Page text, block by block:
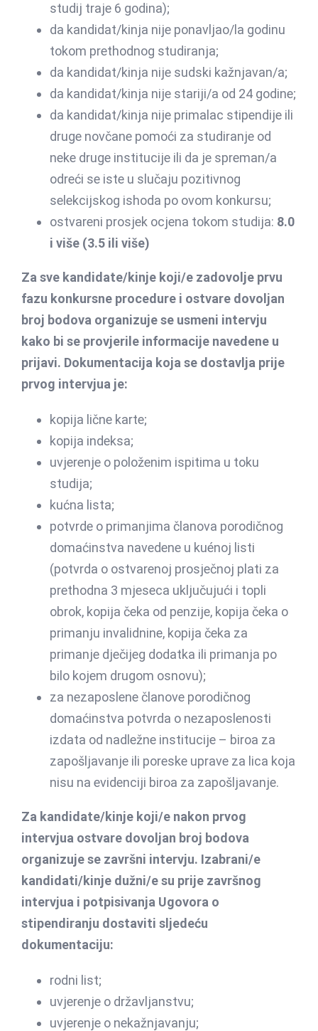
studij traje 6 godina);
da kandidat/kinja nije ponavljao/la godinu
tokom prethodnog studiranja;
da kandidat/kinja nije sudski kažnjavan/a;
da kandidat/kinja nije stariji/a od 24 godine;
da kandidat/kinja nije primalac stipendije ili
druge novčane pomoći za studiranje od
neke druge institucije ili da je spreman/a
odreći se iste u slučaju pozitivnog
selekcijskog ishoda po ovom konkursu;
ostvareni prosjek ocjena tokom studija: 8.0
i više (3.5 ili više)
Za sve kandidate/kinje koji/e zadovolje prvu
fazu konkursne procedure i ostvare dovoljan
broj bodova organizuje se usmeni intervju
kako bi se provjerile informacije navedene u
prijavi. Dokumentacija koja se dostavlja prije
prvog intervjua je:
kopija lične karte;
kopija indeksa;
uvjerenje o položenim ispitima u toku
studija;
kućna lista;
potvrde o primanjima članova porodičnog
domaćinstva navedene u kuénoj listi
(potvrda o ostvarenoj prosječnoj plati za
prethodna 3 mjeseca uključujući i topli
obrok, kopija čeka od penzije, kopija čeka o
primanju invalidnine, kopija čeka za
primanje dječijeg dodatka ili primanja po
bilo kojem drugom osnovu);
za nezaposlene članove porodičnog
domaćinstva potvrda o nezaposlenosti
izdata od nadležne institucije – biroa za
zapošljavanje ili poreske uprave za lica koja
nisu na evidenciji biroa za zapošljavanje.
Za kandidate/kinje koji/e nakon prvog
intervjua ostvare dovoljan broj bodova
organizuje se završni intervju. Izabrani/e
kandidati/kinje dužni/e su prije završnog
intervjua i potpisivanja Ugovora o
stipendiranju dostaviti sljedeću
dokumentaciju:
rodni list;
uvjerenje o državljanstvu;
uvjerenje o nekažnjavanju;